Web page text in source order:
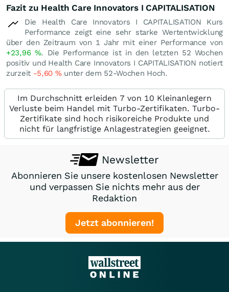
Fazit zu Health Care Innovators I CAPITALISATION
Die Health Care Innovators I CAPITALISATION Kurs
Performance zeigt eine sehr starke Wertentwicklung
über den Zeitraum von 1 Jahr mit einer Performance von
+23,96 %. Die Performance ist in den letzten 52 Wochen
positiv und Health Care Innovators I CAPITALISATION notiert
zurzeit -5,60 %unter dem 52-Wochen Hoch.
Im Durchschnitt erleiden 7 von 10 Kleinanlegern
Verluste beim Handel mit Turbo-Zertifikaten. Turbo-
Zertifikate sind hoch risikoreiche Produkte und
nicht für langfristige Anlagestrategien geeignet.
Newsletter
Abonnieren Sie unsere kostenlosen Newsletter
und verpassen Sie nichts mehr aus der
Redaktion
Jetzt abonnieren!